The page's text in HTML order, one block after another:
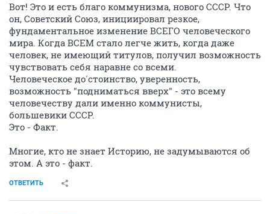
Вот! Это и есть благо коммунизма, нового СССР. Что
он, Советский Союз, инициировал резкое,
фундаментальное изменение ВСЕГО человеческого
мира. Когда ВСЕМ стало легче жить, когда даже
человек, не имеющий титулов, получил возможность
чувствовать себя наравне со всеми.
Человеческое до́стоинство, уверенность,
возможность "подниматься вверх" - это всему
человечеству дали именно коммунисты,
большевики СССР.
Это - Факт.
Многие, кто не знает Историю, не задумываются об
этом. А это - факт.
ОТВЕТИТЬ